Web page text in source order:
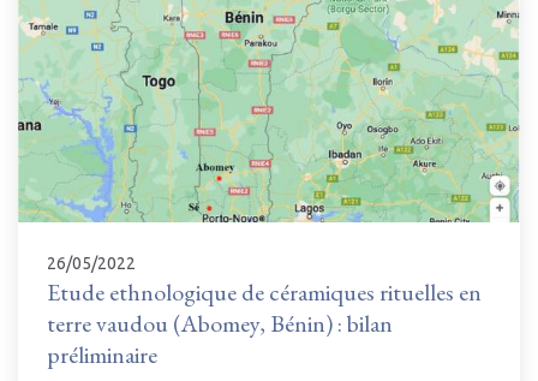
26/05/2022
Etude ethnologique de céramiques rituelles en
terre vaudou (Abomey, Bénin) : bilan
préliminaire